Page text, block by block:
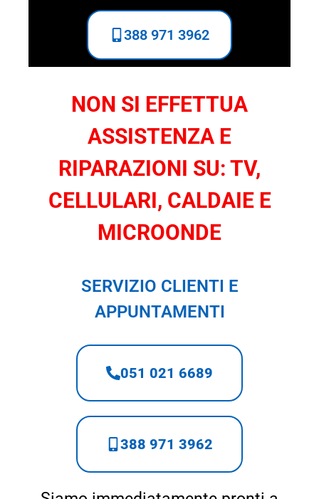
388 971 3962
NON SI EFFETTUA
ASSISTENZA E
RIPARAZIONI SU: TV,
CELLULARI, CALDAIE E
MICROONDE
SERVIZIO CLIENTI E
APPUNTAMENTI
051 021 6689
388 971 3962